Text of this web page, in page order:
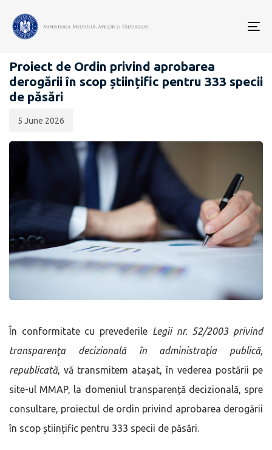
PROIECTE ACTE NORMATIVE
Proiect de Ordin privind aprobarea
derogării în scop științific pentru 333 specii
de păsări
publicării:
5 June 2026
În conformitate cu prevederile Legii nr. 52/2003 privind
transparenţa decizională în administraţia publică,
republicată, vă transmitem atașat, în vederea postării pe
site-ul MMAP, la domeniul transparență decizională, spre
consultare, proiectul de ordin privind aprobarea derogării
în scop științific pentru 333 specii de păsări.